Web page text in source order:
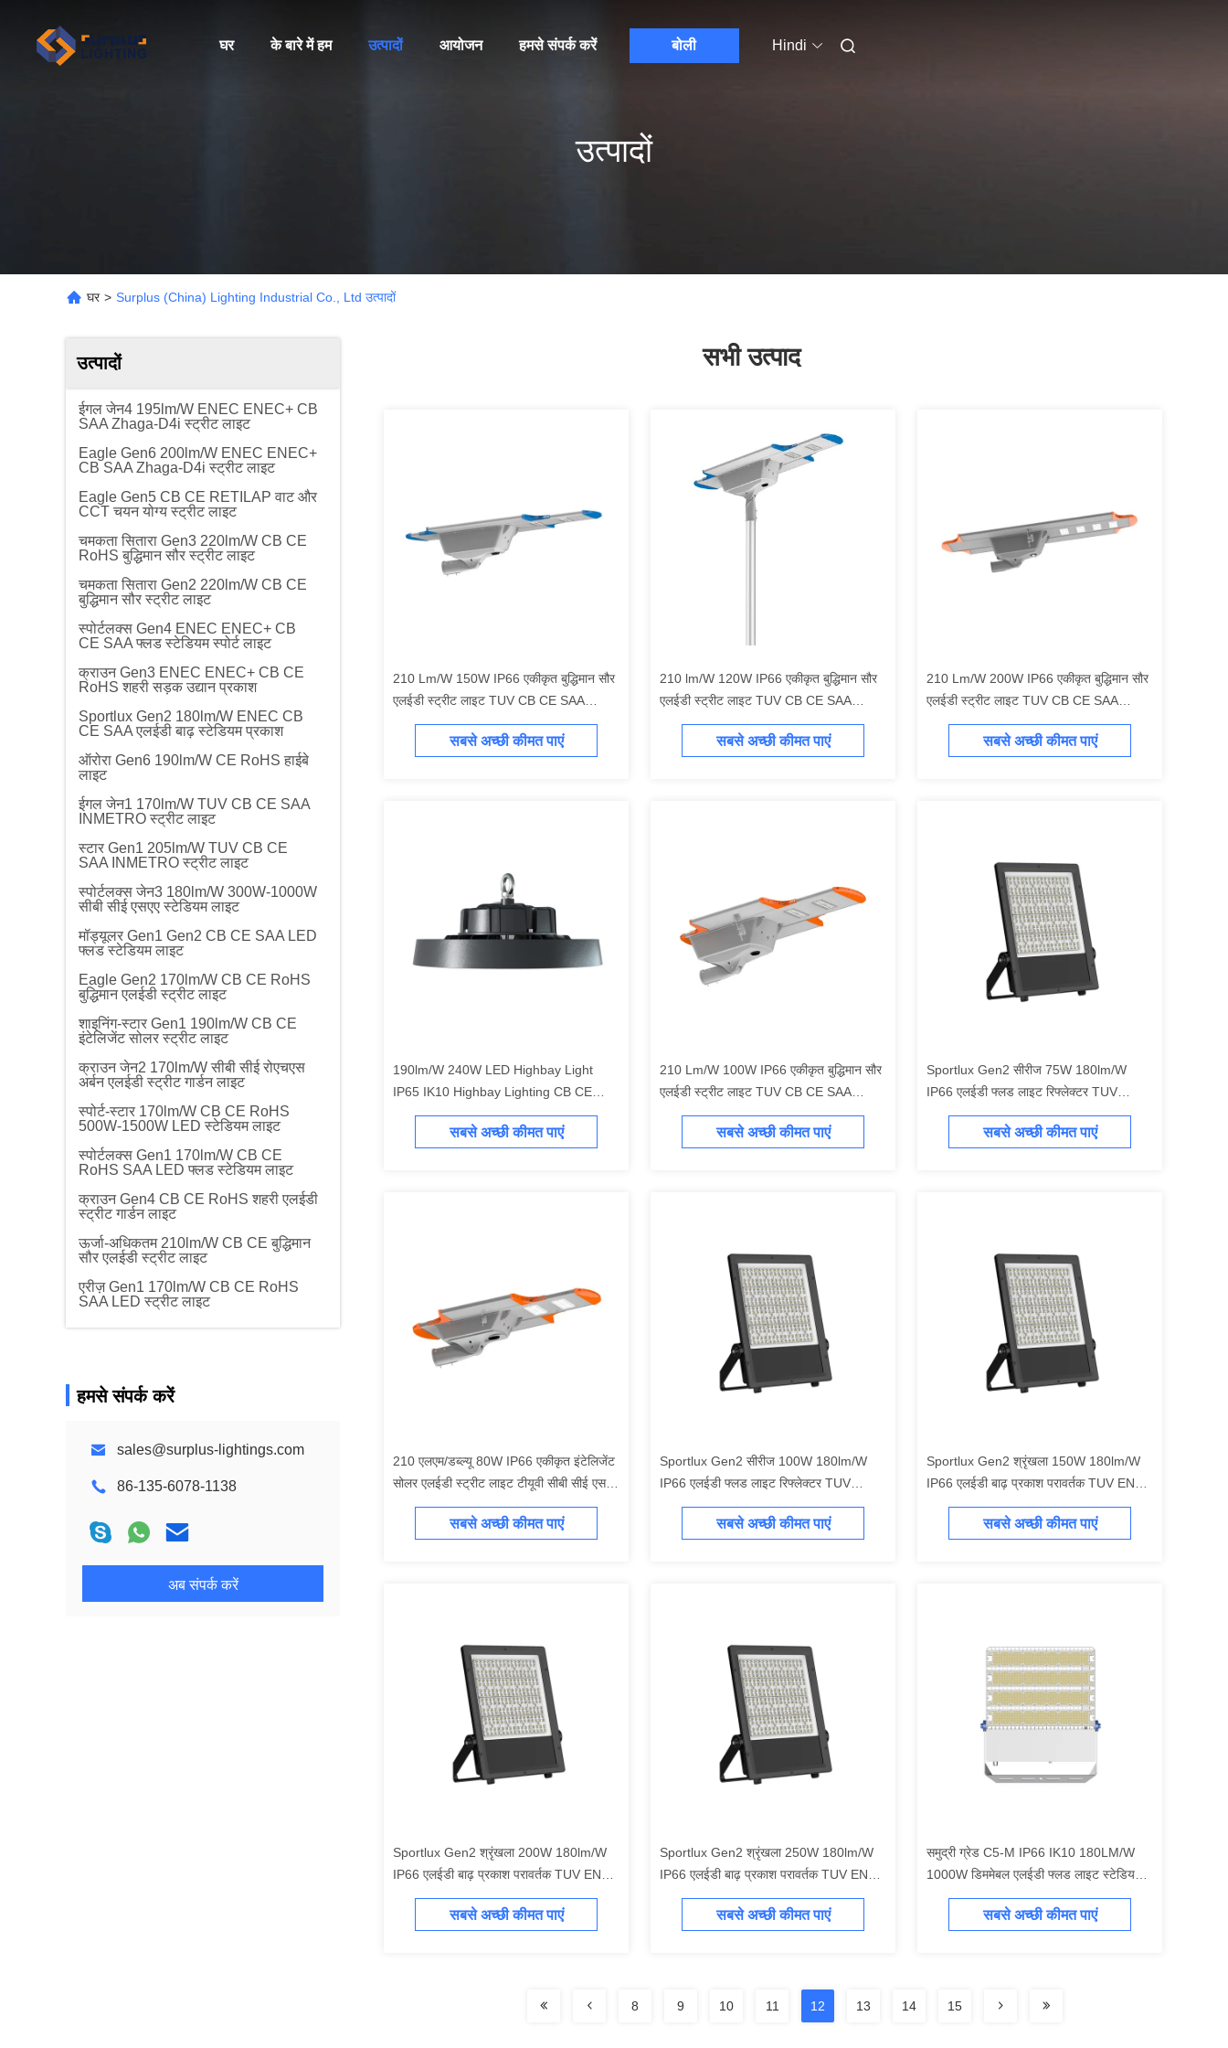
घर के बारे में हम उत्पादों आयोजन हमसे संपर्क करें बोली Hindi
उत्पादों
घर > Surplus (China) Lighting Industrial Co., Ltd उत्पादों
उत्पादों
ईगल जेन4 195lm/W ENEC ENEC+ CB
SAA Zhaga-D4i स्ट्रीट लाइट
Eagle Gen6 200lm/W ENEC ENEC+
CB SAA Zhaga-D4i स्ट्रीट लाइट
Eagle Gen5 CB CE RETILAP वाट और
CCT चयन योग्य स्ट्रीट लाइट
चमकता सितारा Gen3 220lm/W CB CE
RoHS बुद्धिमान सौर स्ट्रीट लाइट
चमकता सितारा Gen2 220lm/W CB CE
बुद्धिमान सौर स्ट्रीट लाइट
स्पोर्टलक्स Gen4 ENEC ENEC+ CB
CE SAA फ्लड स्टेडियम स्पोर्ट लाइट
क्राउन Gen3 ENEC ENEC+ CB CE
RoHS शहरी सड़क उद्यान प्रकाश
Sportlux Gen2 180lm/W ENEC CB
CE SAA एलईडी बाढ़ स्टेडियम प्रकाश
ऑरोरा Gen6 190lm/W CE RoHS हाईबे
लाइट
ईगल जेन1 170lm/W TUV CB CE SAA
INMETRO स्ट्रीट लाइट
स्टार Gen1 205lm/W TUV CB CE
SAA INMETRO स्ट्रीट लाइट
स्पोर्टलक्स जेन3 180lm/W 300W-1000W
सीबी सीई एसएए स्टेडियम लाइट
मॉड्यूलर Gen1 Gen2 CB CE SAA LED
फ्लड स्टेडियम लाइट
Eagle Gen2 170lm/W CB CE RoHS
बुद्धिमान एलईडी स्ट्रीट लाइट
शाइनिंग-स्टार Gen1 190lm/W CB CE
इंटेलिजेंट सोलर स्ट्रीट लाइट
क्राउन जेन2 170lm/W सीबी सीई रोएचएस
अर्बन एलईडी स्ट्रीट गार्डन लाइट
स्पोर्ट-स्टार 170lm/W CB CE RoHS
500W-1500W LED स्टेडियम लाइट
स्पोर्टलक्स Gen1 170lm/W CB CE
RoHS SAA LED फ्लड स्टेडियम लाइट
क्राउन Gen4 CB CE RoHS शहरी एलईडी
स्ट्रीट गार्डन लाइट
ऊर्जा-अधिकतम 210lm/W CB CE बुद्धिमान
सौर एलईडी स्ट्रीट लाइट
एरीज़ Gen1 170lm/W CB CE RoHS
SAA LED स्ट्रीट लाइट
हमसे संपर्क करें
sales@surplus-lightings.com
86-135-6078-1138
अब संपर्क करें
सभी उत्पाद
210 Lm/W 150W IP66 एकीकृत बुद्धिमान सौर
एलईडी स्ट्रीट लाइट TUV CB CE SAA
स्वीकृत सौर प्रकाश व्यवस्था सभी एक में सौर
संचालित एलईडी स्ट्रीट लाइट सौर एलईडी पार्किंग
सबसे अच्छी कीमत पाएं
210 lm/W 120W IP66 एकीकृत बुद्धिमान सौर
एलईडी स्ट्रीट लाइट TUV CB CE SAA
अनुमोदित सौर प्रकाश व्यवस्था एक में सभी सौर
एलईडी स्ट्रीट लाइट सौर ऊर्जा संचालित एलईडी
सबसे अच्छी कीमत पाएं
210 Lm/W 200W IP66 एकीकृत बुद्धिमान सौर
एलईडी स्ट्रीट लाइट TUV CB CE SAA
स्वीकृत सौर प्रकाश व्यवस्था सभी एक में सौर
एलईडी स्ट्रीट लाइट एलईडी पार्किंग लॉट लाइट
सबसे अच्छी कीमत पाएं
190lm/W 240W LED Highbay Light
IP65 IK10 Highbay Lighting CB CE
SAA UKCA RoHS Approved
Warehouse Lighting
सबसे अच्छी कीमत पाएं
210 Lm/W 100W IP66 एकीकृत बुद्धिमान सौर
एलईडी स्ट्रीट लाइट TUV CB CE SAA
स्वीकृत सौर प्रकाश व्यवस्था सभी एक में सौर
एलईडी स्ट्रीट लाइट सौर एलईडी पार्किंग लॉट
सबसे अच्छी कीमत पाएं
Sportlux Gen2 सीरीज 75W 180lm/W
IP66 एलईडी फ्लड लाइट रिफ्लेक्टर TUV
ENEC CE CB SAA GMA INMETRO
RETILAP प्रमाणित बाहरी प्रकाश 5 साल की
सबसे अच्छी कीमत पाएं
210 एलएम/डब्ल्यू 80W IP66 एकीकृत इंटेलिजेंट
सोलर एलईडी स्ट्रीट लाइट टीयूवी सीबी सीई एसएए
स्वीकृत सोलर लाइटिंग ऑल इन वन सोलर पावर्ड
एलईडी स्ट्रीट लाइट सोलर एलईडी पार्किंग लॉट
सबसे अच्छी कीमत पाएं
Sportlux Gen2 सीरीज 100W 180lm/W
IP66 एलईडी फ्लड लाइट रिफ्लेक्टर TUV
ENEC CE CB SAA GMA INMETRO
RETILAP प्रमाणित आउटडोर प्रकाश 5 साल की
सबसे अच्छी कीमत पाएं
Sportlux Gen2 श्रृंखला 150W 180lm/W
IP66 एलईडी बाढ़ प्रकाश परावर्तक TUV ENEC
CE CB SAA GMA INMETRO RETILAP
प्रमाणित बाहरी प्रकाश व्यवस्था 5 साल की वारंटी
सबसे अच्छी कीमत पाएं
Sportlux Gen2 श्रृंखला 200W 180lm/W
IP66 एलईडी बाढ़ प्रकाश परावर्तक TUV ENEC
CE CB SAA GMA INMETRO RETILAP
प्रमाणित बाहरी प्रकाश 5 साल की वारंटी
सबसे अच्छी कीमत पाएं
Sportlux Gen2 श्रृंखला 250W 180lm/W
IP66 एलईडी बाढ़ प्रकाश परावर्तक TUV ENEC
CE CB SAA GMA INMETRO RETILAP
प्रमाणित बाहरी प्रकाश व्यवस्था 5 साल की वारंटी
सबसे अच्छी कीमत पाएं
समुद्री ग्रेड C5-M IP66 IK10 180LM/W
1000W डिममेबल एलईडी फ्लड लाइट स्टेडियम
लाइट SAA CB CE ENEC RETILAP
INMETRO प्रमाणित 5 साल की वारंटी
सबसे अच्छी कीमत पाएं
8 9 10 11 12 13 14 15